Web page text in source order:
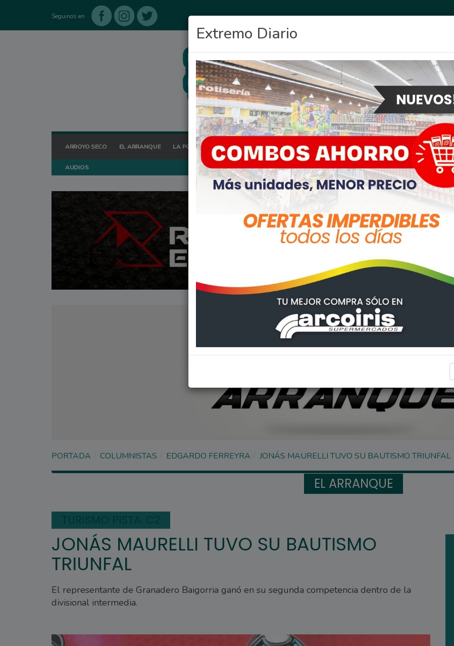
Seguinos en
ARROYO SECO EL ARRANQUE LA POSTA HOY OCIO DEPORTES FIGHIERA GENERAL LAGOS POLICIALES
AUDIOS
Extremo Diario
PORTADA COLUMNISTAS EDGARDO FERREYRA JONÁS MAURELLI TUVO SU BAUTISMO TRIUNFAL
EL ARRANQUE
JONÁS MAURELLI TUVO SU BAUTISMO
TRIUNFAL
El representante de Granadero Baigorria ganó en su segunda competencia dentro de la
divisional intermedia.